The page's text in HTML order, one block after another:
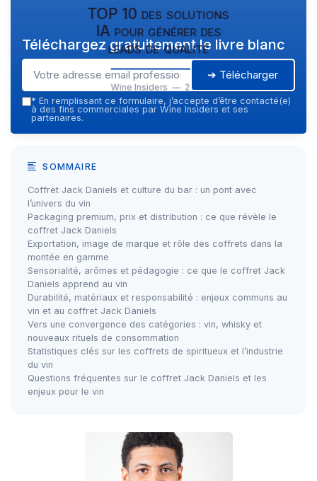
TOP 10 des solutions
IA pour générer des
leads de qualité
Wine Insiders — 2026
Téléchargez gratuitement le livre blanc
➔ Télécharger
* En remplissant ce formulaire, j’accepte d’être contacté(e)
à des fins commerciales par Wine Insiders et ses
partenaires.
SOMMAIRE
Coffret Jack Daniels et culture du bar : un pont avec
l’univers du vin
Packaging premium, prix et distribution : ce que révèle le
coffret Jack Daniels
Exportation, image de marque et rôle des coffrets dans la
montée en gamme
Sensorialité, arômes et pédagogie : ce que le coffret Jack
Daniels apprend au vin
Durabilité, matériaux et responsabilité : enjeux communs au
vin et au coffret Jack Daniels
Vers une convergence des catégories : vin, whisky et
nouveaux rituels de consommation
Statistiques clés sur les coffrets de spiritueux et l’industrie
du vin
Questions fréquentes sur le coffret Jack Daniels et les
enjeux pour le vin